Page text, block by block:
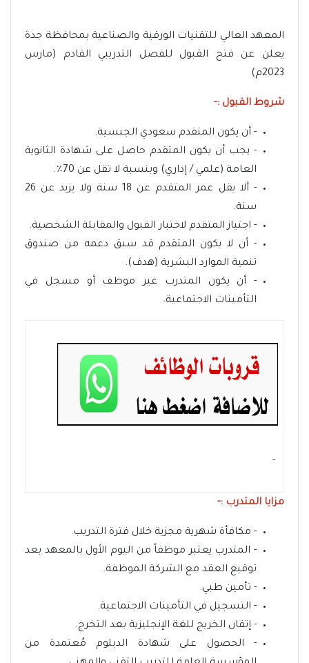
المعهد العالي للتقنيات الورقية والصناعية بمحافظة جدة
يعلن عن فتح القبول للفصل التدريبي القادم (مارس
2023م)
شروط القبول :-
- أن يكون المتقدم سعودي الجنسية.
- يجب أن يكون المتقدم حاصل على شهادة الثانوية
العامة (علمي / إداري) وبنسبة لا تقل عن 70٪.
- ألا يقل عمر المتقدم عن 18 سنة ولا يزيد عن 26
سنة.
- اجتياز المتقدم لاختبار القبول والمقابلة الشخصية.
- أن لا يكون المتقدم قد سبق دعمه من صندوق
تنمية الموارد البشرية (هدف).
- أن يكون المتدرب غير موظف أو مسجل في
التأمينات الاجتماعية.
- ‏
مزايا المتدرب :-
- مكافأة شهرية مجزية خلال فترة التدريب.
- المتدرب يعتبر موظفاً من اليوم الأول بالمعهد بعد
توقيع العقد مع الشركة الموظفة.
- تأمين طبي.
- التسجيل في التأمينات الاجتماعية.
- إتقان الخريج للغة الإنجليزية بعد التخرج.
- الحصول على شهادة الدبلوم مُعتمدة من